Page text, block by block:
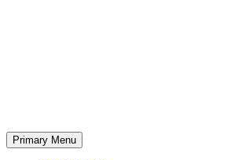
Primary Menu